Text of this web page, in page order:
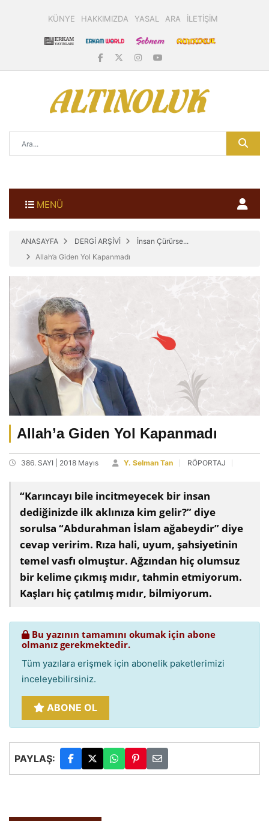
KÜNYE HAKKIMIZDA YASAL ARA İLETİŞİM
MENÜ
ANASAYFA DERGİ ARŞİVİ
İnsan Çürürse...
Allah’a Giden Yol Kapanmadı
Allah’a Giden Yol Kapanmadı
386. SAYI | 2018 Mayıs Y. Selman Tan RÖPORTAJ
“Karıncayı bile incitmeyecek bir insan
dediğinizde ilk aklınıza kim gelir?” diye
sorulsa “Abdurahman İslam ağabeydir” diye
cevap veririm. Rıza hali, uyum, şahsiyetinin
temel vasfı olmuştur. Ağzından hiç olumsuz
bir kelime çıkmış mıdır, tahmin etmiyorum.
Kaşları hiç çatılmış mıdır, bilmiyorum.
Bu yazının tamamını okumak için abone
olmanız gerekmektedir.
Tüm yazılara erişmek için abonelik paketlerimizi
inceleyebilirsiniz.
ABONE OL
PAYLAŞ: